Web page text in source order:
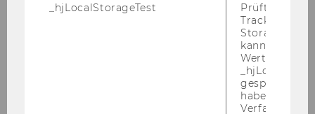
Bea­tri­ce war von Mai-​September 2023 wis­sen­
schaft­li­che Mit­ar­bei­te­rin am In­sti­tut für Or­ga­
_hjLocalStorageTest
Prüft, ob der
Tracking
Storage
kann. Wenn
Wert 1
haben keine
Verfallszeit,